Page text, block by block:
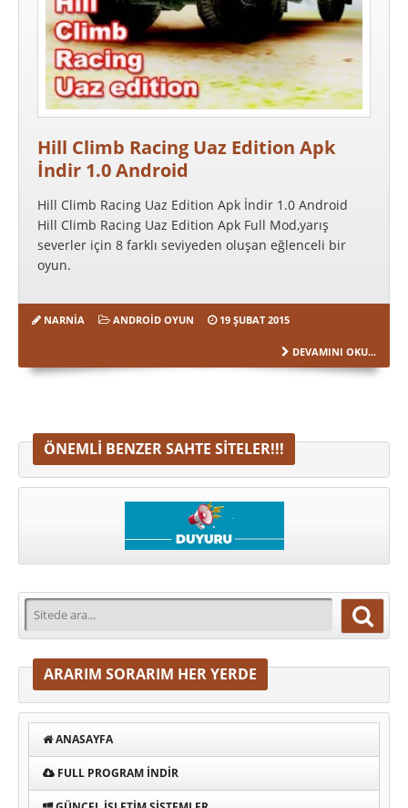
Hill Climb Racing Uaz Edition Apk
İndir 1.0 Android
Hill Climb Racing Uaz Edition Apk İndir 1.0 Android
Hill Climb Racing Uaz Edition Apk Full Mod,yarış
severler için 8 farklı seviyeden oluşan eğlenceli bir
oyun.
NARNIA ANDROID OYUN 19 ŞUBAT 2015
DEVAMINI OKU...
ÖNEMLI BENZER SAHTE SITELER!!!
ARARIM SORARIM HER YERDE
ANASAYFA
FULL PROGRAM INDIR